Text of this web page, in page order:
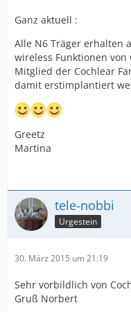
Ganz aktuell :
Alle N6 Träger erhalten
wireless Funktionen von
Mitglied der Cochlear
damit erstimplantiert
Greetz
Martina
tele-nobbi
Urgestein
30. März 2015 um 21:19
Sehr vorbildlich von
Gruß Norbert